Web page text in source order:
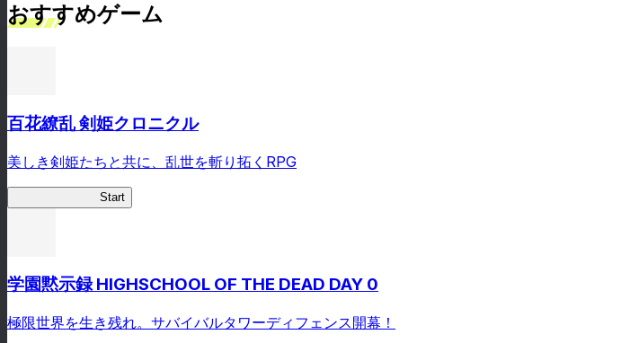
おすすめゲーム
百花繚乱 剣姫クロニクル
美しき剣姫たちと共に、乱世を斬り拓くRPG
Start
学園黙示録 HIGHSCHOOL OF THE DEAD DAY 0
極限世界を生き残れ。サバイバルタワーディフェンス開幕！